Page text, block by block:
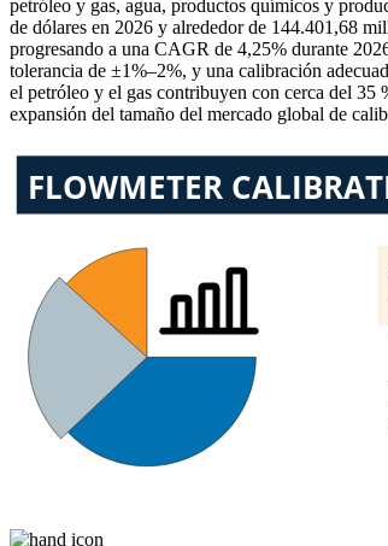
petróleo y gas, agua, productos químicos y
de dólares en 2026 y alrededor de 144.401,68
progresando a una CAGR de 4,25% durante
tolerancia de ±1%–2%, y una calibración
el petróleo y el gas contribuyen con cerca del 35
expansión del tamaño del mercado global de